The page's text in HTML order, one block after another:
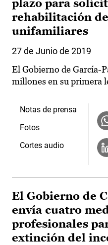
plazo para
rehabilitación
unifamiliares
27 de Junio de 2019
El Gobierno de García-
millones en su primera
Notas de prensa
Fotos
Cortes audio
El Gobierno de
envía cuatro
profesionales
extinción del